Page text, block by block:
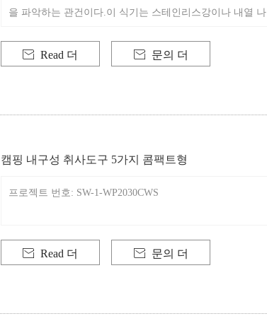
을 파악하는 관건이다.이 식기는 스테인리스강이나 내열 나
한 시련을 견디기 위한 것이다.
 Read 더  문의 더
캠핑 내구성 취사도구 5가지 콤팩트형
프로젝트 번호: SW-1-WP2030CWS
 Read 더  문의 더